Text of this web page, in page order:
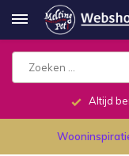
Altijd